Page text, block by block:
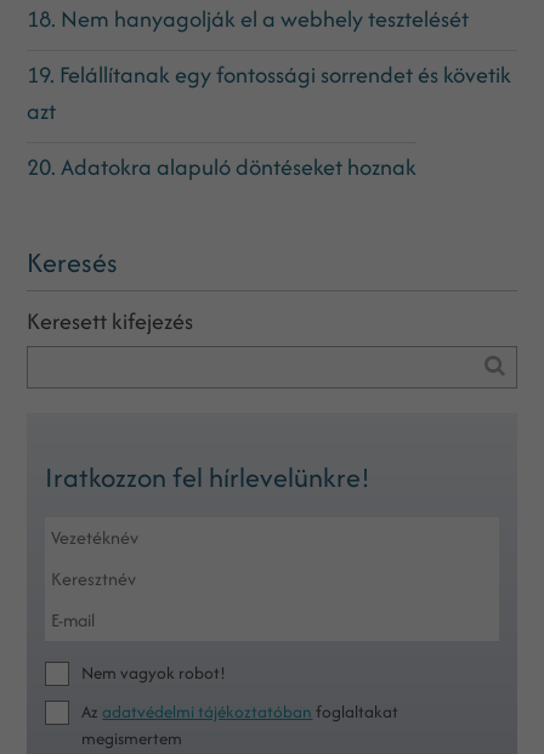
18. Nem hanyagolják el a webhely tesztelését
19. Felállítanak egy fontossági sorrendet és követik
azt
20. Adatokra alapuló döntéseket hoznak
Keresés
Keresett kifejezés
Iratkozzon fel hírlevelünkre!
Nem vagyok robot!
Azadatvédelmi tájékoztatóban foglaltakat
megismertem